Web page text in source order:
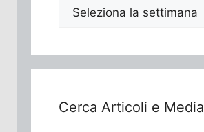
Cerca Articoli e Media